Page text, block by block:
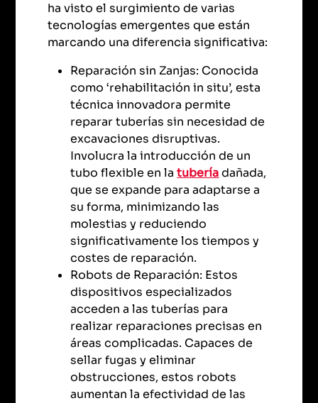
ha visto el surgimiento de varias
tecnologías emergentes que están
marcando una diferencia significativa:
Reparación sin Zanjas: Conocida
como ‘rehabilitación in situ’, esta
técnica innovadora permite
reparar tuberías sin necesidad de
excavaciones disruptivas.
Involucra la introducción de un
tubo flexible en latuberíadañada,
que se expande para adaptarse a
su forma, minimizando las
molestias y reduciendo
significativamente los tiempos y
costes de reparación.
Robots de Reparación: Estos
dispositivos especializados
acceden a las tuberías para
realizar reparaciones precisas en
áreas complicadas. Capaces de
sellar fugas y eliminar
obstrucciones, estos robots
aumentan la efectividad de las